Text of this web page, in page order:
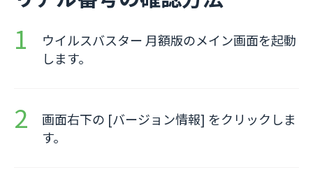
ウイルスバスター 月額版のメイン画面を起動
します。
画面右下の [バージョン情報] をクリックしま
す。